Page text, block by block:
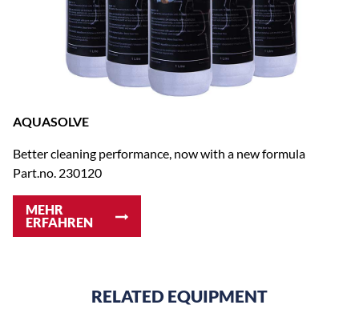
AQUASOLVE
Better cleaning performance, now with a new formula
Part.no. 230120
MEHR
ERFAHREN
RELATED EQUIPMENT